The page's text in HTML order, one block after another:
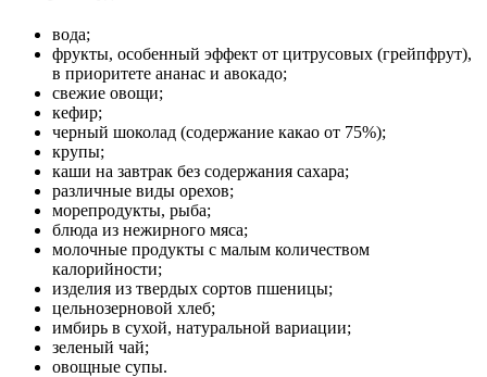
вода;
фрукты, особенный эффект от цитрусовых (грейпфрут),
в приоритете ананас и авокадо;
свежие овощи;
кефир;
черный шоколад (содержание какао от 75%);
крупы;
каши на завтрак без содержания сахара;
различные виды орехов;
морепродукты, рыба;
блюда из нежирного мяса;
молочные продукты с малым количеством
калорийности;
изделия из твердых сортов пшеницы;
цельнозерновой хлеб;
имбирь в сухой, натуральной вариации;
зеленый чай;
овощные супы.